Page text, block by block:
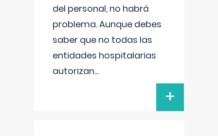
del personal, no habrá
problema. Aunque debes
saber que no todas las
entidades hospitalarias
autorizan...
+